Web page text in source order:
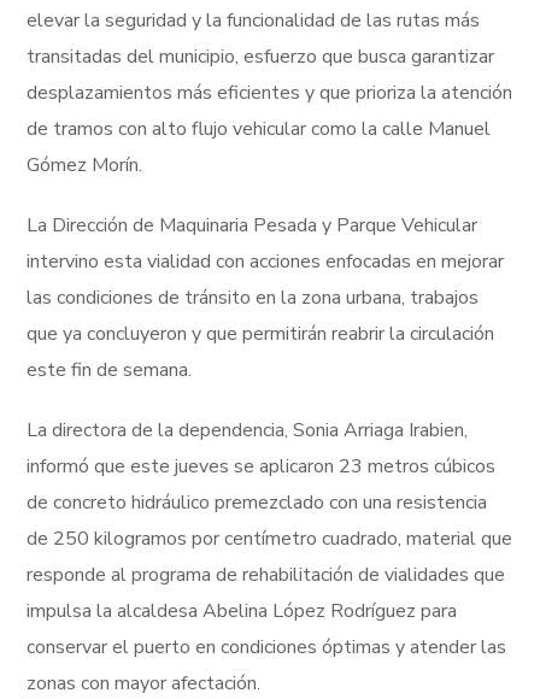
elevar la seguridad y la funcionalidad de las rutas más
transitadas del municipio, esfuerzo que busca garantizar
desplazamientos más eficientes y que prioriza la atención
de tramos con alto flujo vehicular como la calle Manuel
Gómez Morín.
La Dirección de Maquinaria Pesada y Parque Vehicular
intervino esta vialidad con acciones enfocadas en mejorar
las condiciones de tránsito en la zona urbana, trabajos
que ya concluyeron y que permitirán reabrir la circulación
este fin de semana.
La directora de la dependencia, Sonia Arriaga Irabien,
informó que este jueves se aplicaron 23 metros cúbicos
de concreto hidráulico premezclado con una resistencia
de 250 kilogramos por centímetro cuadrado, material que
responde al programa de rehabilitación de vialidades que
impulsa la alcaldesa Abelina López Rodríguez para
conservar el puerto en condiciones óptimas y atender las
zonas con mayor afectación.